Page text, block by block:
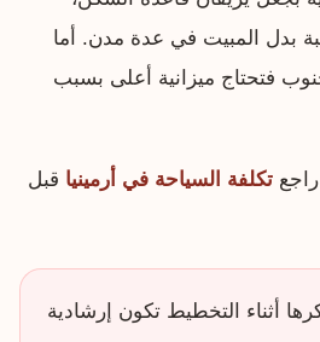
بدل المبيت في عدة مدن. أما
فتحتاج ميزانية أعلى بسبب
تكلفة السياحة في أرمينيا قبل
أثناء التخطيط تكون إرشادية